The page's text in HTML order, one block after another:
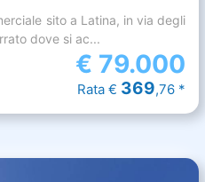
sito a Latina, in via degli
dove si ac...
€ 79.000
Rata € 369,76 *